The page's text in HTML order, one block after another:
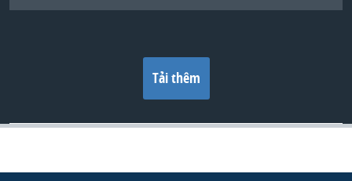
Tải thêm